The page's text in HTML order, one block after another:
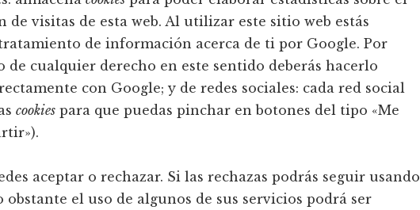
de visitas de esta web. Al utilizar este sitio web estás
de información acerca de ti por Google. Por
de cualquier derecho en este sentido deberás hacerlo
con Google; y de redes sociales: cada red social
cookies para que puedas pinchar en botones del tipo «Me
aceptar o rechazar. Si las rechazas podrás seguir usando
obstante el uso de algunos de sus servicios podrá ser